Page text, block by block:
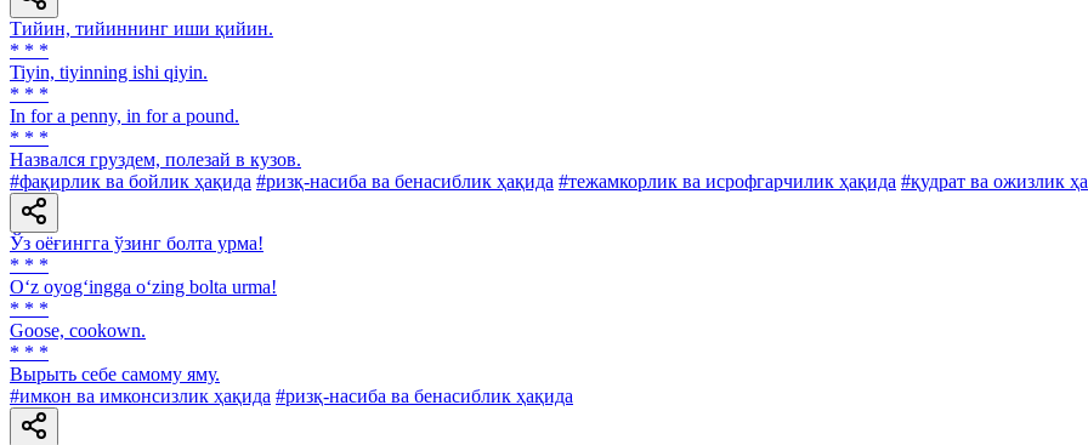
Тийин, тийиннинг иши қийин.
* * *
Tiyin, tiyinning ishi qiyin.
* * *
In for a penny, in for a pound.
* * *
Назвался груздем, полезай в кузов.
#фақирлик ва бойлик ҳақида #ризқ-насиба ва бенасиблик ҳақида #тежамкорлик ва исрофгарчилик ҳақида #қудрат ва ожизлик
Ўз оёғингга ўзинг болта урма!
* * *
O‘z oyog‘ingga o‘zing bolta urma!
* * *
Goose, cookown.
* * *
Вырыть себе самому яму.
#имкон ва имконсизлик ҳақида #ризқ-насиба ва бенасиблик ҳақида